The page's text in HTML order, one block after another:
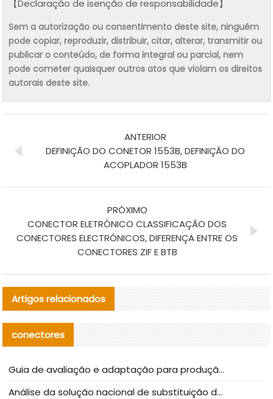
【Declaração de isenção de responsabilidade】
Sem a autorização ou consentimento deste site, ninguém
pode copiar, reproduzir, distribuir, citar, alterar, transmitir ou
publicar o conteúdo, de forma integral ou parcial, nem
pode cometer quaisquer outros atos que violam os direitos
autorais deste site.
ANTERIOR
DEFINIÇÃO DO CONETOR 1553B, DEFINIÇÃO DO
ACOPLADOR 1553B
PRÓXIMO
CONECTOR ELETRÓNICO CLASSIFICAÇÃO DOS
CONECTORES ELECTRÓNICOS, DIFERENÇA ENTRE OS
CONECTORES ZIF E BTB
Artigos relacionados
conectores
Guia de avaliação e adaptação para produção em massa de componentes de cabos nacionais CNC Tech
Análise da solução nacional de substituição da linha de alta frequência I-PEX